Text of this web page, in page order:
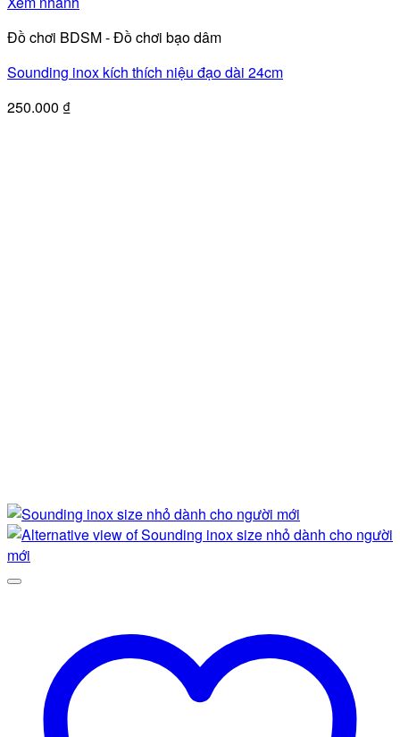
này
có
nhiều
biến
Đồ chơi BDSM - Đồ chơi bạo dâm
Sounding inox kích thích niệu đạo dài 24cm
250.000 ₫